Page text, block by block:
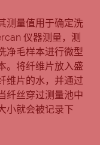
测量值用于确定洗
仪器测量，测
净毛样本进行微型
。将纤维片放入盛
维片的水，并通过
纤丝穿过测量池中
小就会被记录下